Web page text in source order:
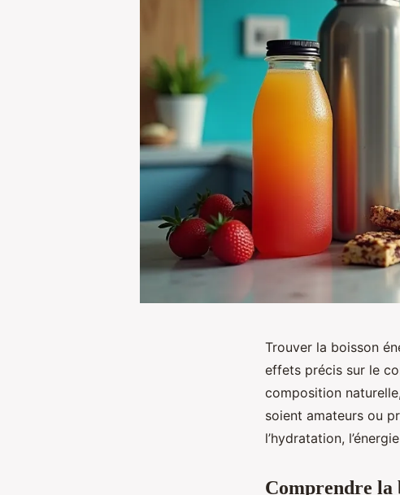
Trouver la boisson
effets précis sur le
composition
soient amateurs ou
l’hydratation,
Comprendre la